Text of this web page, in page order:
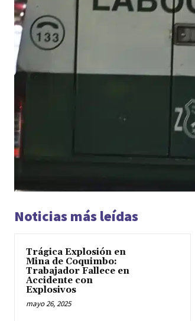
Noticias más leídas
Trágica Explosión en
Mina de Coquimbo:
Trabajador Fallece en
Accidente con
Explosivos
mayo 26, 2025